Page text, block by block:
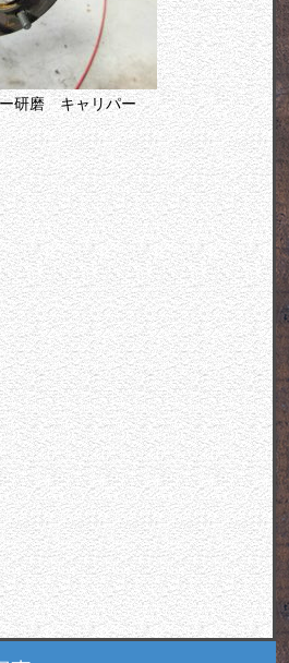
研磨 キャリパー